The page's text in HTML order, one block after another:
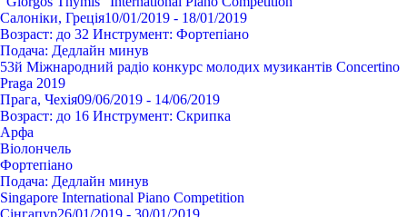
Салоніки, Греція10/01/2019 - 18/01/2019
Возраст: до 32 Инструмент: Фортепіано
Подача: Дедлайн минув
53й Міжнародний радіо конкурс молодих музикантів Concertino
Praga 2019
Прага, Чехія09/06/2019 - 14/06/2019
Возраст: до 16 Инструмент: Cкрипка
Арфа
Віолончель
Фортепіано
Подача: Дедлайн минув
Singapore International Piano Competition
Сінгапур26/01/2019 - 30/01/2019